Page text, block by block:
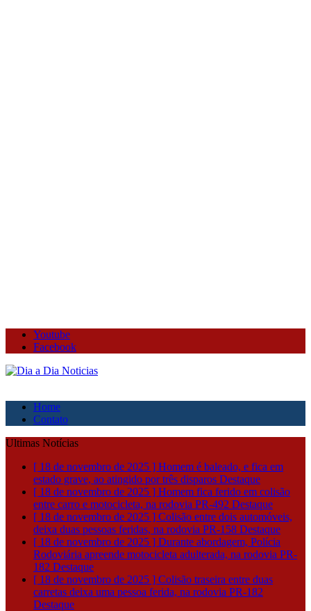
Youtube
Facebook
Home
Contato
Ultimas Notícias
[ 18 de novembro de 2025 ] Homem é baleado, e fica em
estado grave, ao atingido por três disparos Destaque
[ 18 de novembro de 2025 ] Homem fica ferido em colisão
entre carro e motocicleta, na rodovia PR-492 Destaque
[ 18 de novembro de 2025 ] Colisão entre dois automóveis,
deixa duas pessoas feridas, na rodovia PR-158 Destaque
[ 18 de novembro de 2025 ] Durante abordagem, Polícia
Rodoviária apreende motocicleta adulterada, na rodovia PR-
182 Destaque
[ 18 de novembro de 2025 ] Colisão traseira entre duas
carretas deixa uma pessoa ferida, na rodovia PR-182
Destaque